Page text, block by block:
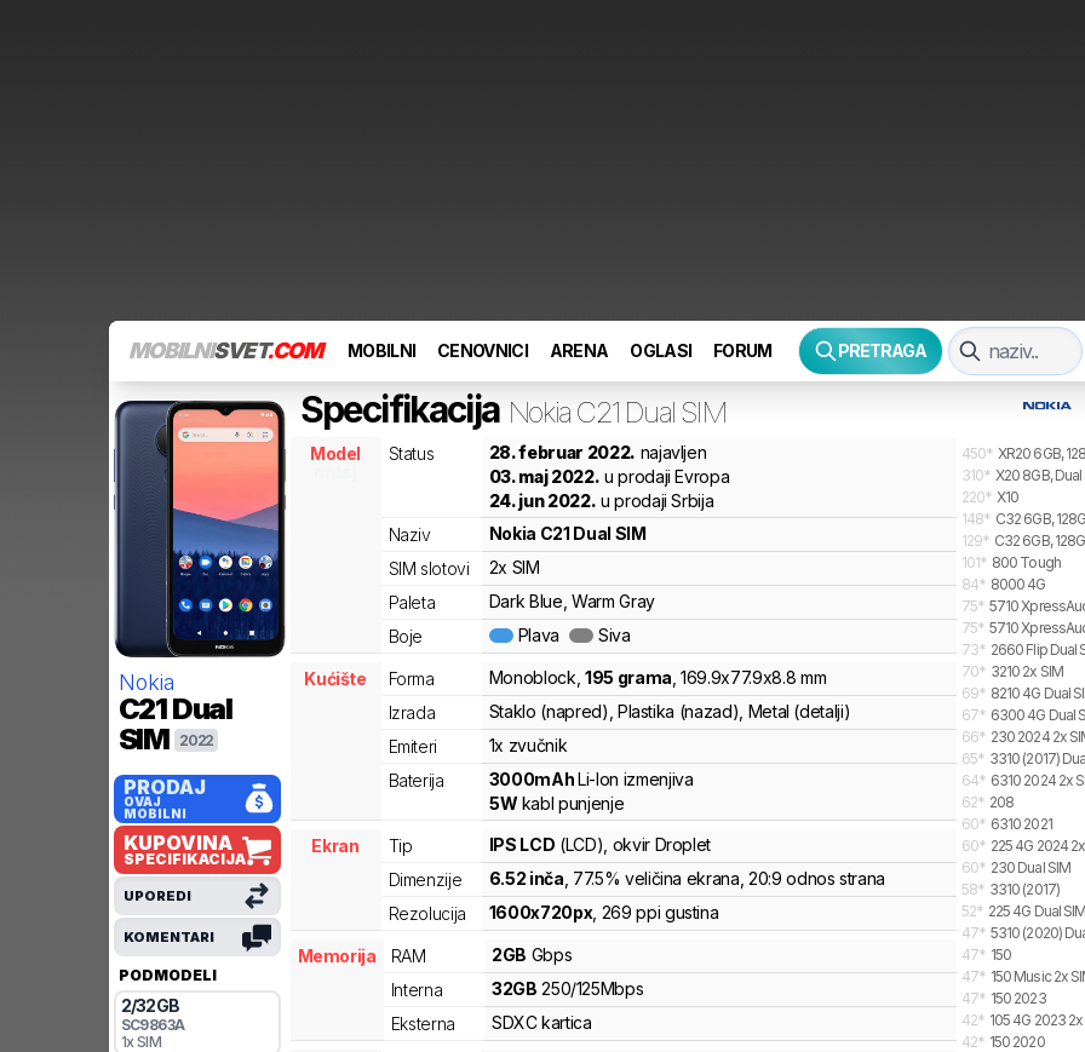
MOBILNISVET.COM MOBILNI CENOVNICI ARENA OGLASI FORUM PRETRAGA
Nokia
C21Dual
SIM
2022
PRODAJ
OVAJ
MOBILNI
KUPOVINA
SPECIFIKACIJA
KOMENTARI
UPOREDI
PODMODELI
2/32GB
SC9863A
1x SIM
Specifikacija Nokia C21 Dual SIM
Model
Status 28. februar 2022. najavljen
03. maj 2022. u prodaji Evropa
24. jun 2022. u prodaji Srbija
Naziv
Nokia C21 Dual SIM
SIM slotovi
2x SIM
Paleta
Dark Blue, Warm Gray
Boje
Plava Siva
Kućište Forma Monoblock ,195 grama ,169.9x77.9x8.8 mm
Izrada
Staklo (napred), Plastika (nazad), Metal (detalji)
Emiteri
1x zvučnik
Baterija
3000mAhLi-Ion izmenjiva
5W kabl punjenje
Ekran Tip IPS LCD (LCD) , okvir Droplet
Dimenzije
6.52 inča , 77.5% veličina ekrana , 20:9 odnos strana
Rezolucija
1600x720px, 269 ppi gustina
Memorija RAM 2GB Gbps
Interna
32GB 250/125Mbps
Eksterna
SDXCkartica
450* XR20 6GB,
310* X20 8GB, Dual
220* X10
148* C32 6GB,
129* C32 6GB,
101* 800 Tough
84* 8000 4G
75* 5710
75* 5710
73* 2660 Flip Dual
70* 3210 2x SIM
69* 8210 4G Dual
67* 6300 4G Dual
66* 230 2024 2x
65* 3310 (2017)
64* 6310 2024 2x
62* 208
60* 6310 2021
60* 225 4G 2024
60* 230 Dual SIM
58* 3310 (2017)
52* 225 4G Dual SIM
47* 5310 (2020)
47* 150
47* 150 Music 2x
47* 150 2023
42* 105 4G 2023
42* 150 2020